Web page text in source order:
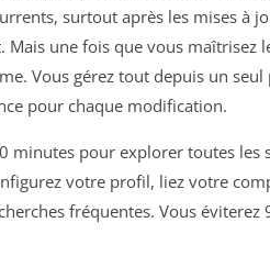
surtout après les mises à
une fois que vous maîtrisez
Vous gérez tout depuis un
pour chaque modification.
minutes pour explorer toutes les
votre profil, liez votre
fréquentes. Vous éviterez